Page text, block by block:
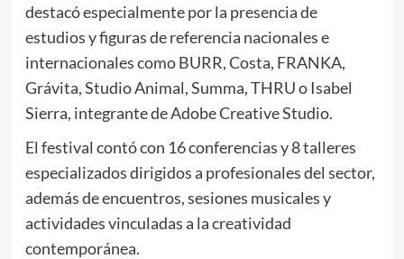
destacó especialmente por la presencia de
estudios y figuras de referencia nacionales e
internacionales como BURR, Costa, FRANKA,
Grávita, Studio Animal, Summa, THRU o Isabel
Sierra, integrante de Adobe Creative Studio.
El festival contó con 16 conferencias y 8 talleres
especializados dirigidos a profesionales del sector,
además de encuentros, sesiones musicales y
actividades vinculadas a la creatividad
contemporánea.